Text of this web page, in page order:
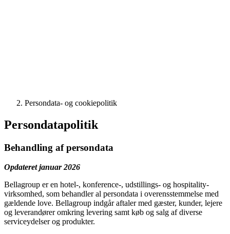
Persondata- og cookiepolitik
Persondatapolitik
Behandling af persondata
Opdateret januar 2026
Bellagroup er en hotel-, konference-, udstillings- og hospitality-
virksomhed, som behandler al persondata i overensstemmelse med
gældende love. Bellagroup indgår aftaler med gæster, kunder, lejere
og leverandører omkring levering samt køb og salg af diverse
serviceydelser og produkter.